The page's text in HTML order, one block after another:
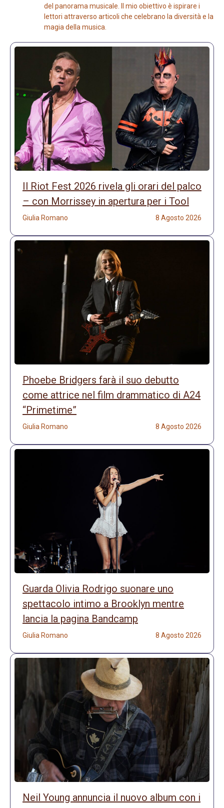
del panorama musicale. Il mio obiettivo è ispirare i
lettori attraverso articoli che celebrano la diversità e la
magia della musica.
Il Riot Fest 2026 rivela gli orari del palco
– con Morrissey in apertura per i Tool
Giulia Romano 8 Agosto 2026
Phoebe Bridgers farà il suo debutto
come attrice nel film drammatico di A24
“Primetime”
Giulia Romano 8 Agosto 2026
Guarda Olivia Rodrigo suonare uno
spettacolo intimo a Brooklyn mentre
lancia la pagina Bandcamp
Giulia Romano 8 Agosto 2026
Neil Young annuncia il nuovo album con i